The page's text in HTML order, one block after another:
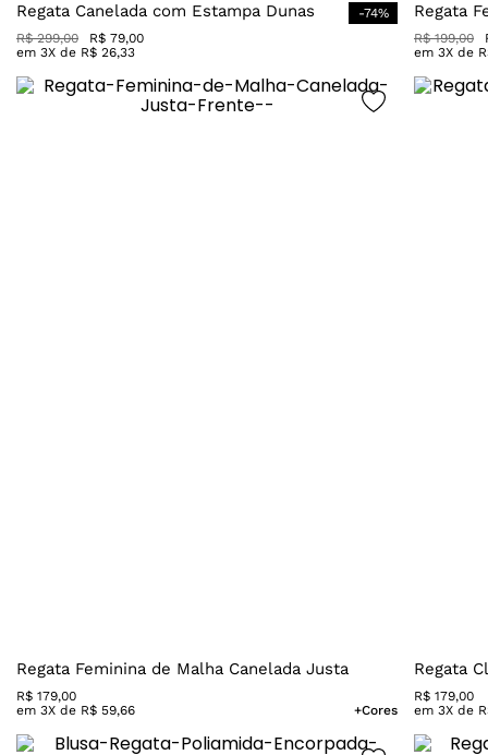
Regata Canelada com Estampa Dunas -74%
R$ 299,00 R$ 79,00
em 3X de R$ 26,33
Regata
R$ 199,00
em 3X de
Regata Feminina de Malha Canelada Justa
R$ 179,00
em 3X de R$ 59,66 +Cores
Regata
R$ 179,00
em 3X de